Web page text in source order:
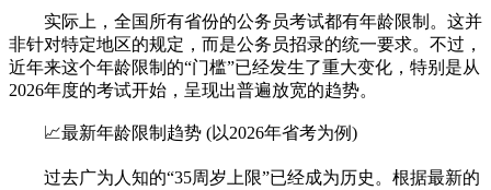
实际上，全国所有省份的公务员考试都有年龄限制。这并
非针对特定地区的规定，而是公务员招录的统一要求。不过，
近年来这个年龄限制的“门槛”已经发生了重大变化，特别是从
2026年度的考试开始，呈现出普遍放宽的趋势。
📈最新年龄限制趋势 (以2026年省考为例)
过去广为人知的“35周岁上限”已经成为历史。根据最新的